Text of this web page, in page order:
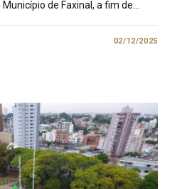
de Faxinal, a fim de…
02/12/2025